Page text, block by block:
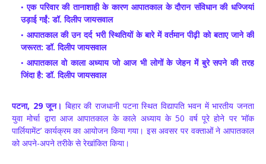
एक परिवार की तानाशाही के कारण आपातकाल के दौरान संविधान की धज्जियां
उड़ाई गईं: डॉ. दिलीप जायसवाल
आपातकाल की उन दर्द भरी स्थितियों के बारे में वर्तमान पीढ़ी को बताए जाने की
जरूरत: डॉ. दिलीप जायसवाल
आपातकाल वो काला अध्याय जो आज भी लोगों के जेहन में बुरे सपने की तरह
जिंदा है: डॉ. दिलीप जायसवाल
पटना, 29 जून। बिहार की राजधानी पटना स्थित विद्यापति भवन में भारतीय जनता
युवा मोर्चा द्वारा आज आपातकाल के काले अध्याय के 50 वर्ष पूरे होने पर ‘मॉक
पार्लियामेंट’ कार्यक्रम का आयोजन किया गया। इस अवसर पर वक्ताओं ने आपातकाल
को अपने-अपने तरीके से रेखांकित किया।